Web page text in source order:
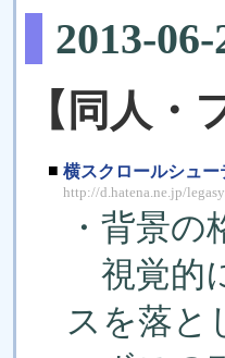
2013-06-
【同人・
■ 横スクロールシュ
http://d.hatena.ne.jp/
・背景
視覚的
スを落と